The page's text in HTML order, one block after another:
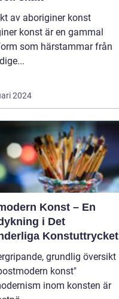
av aboriginer konst
konst är en gammal
som härstammar från
2024
Konst – En
i Det
Konstuttrycket
grundlig översikt
konst"
inom konsten är